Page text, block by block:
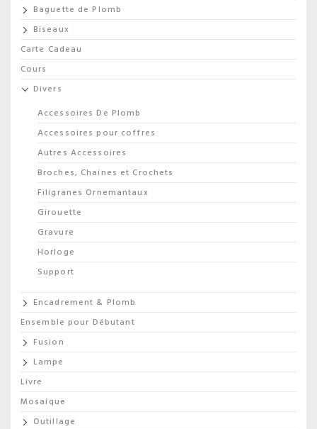
Baguette de Plomb
Biseaux
Carte Cadeau
Cours
Divers
Accessoires De Plomb
Accessoires pour coffres
Autres Accessoires
Broches, Chaines et Crochets
Filigranes Ornemantaux
Girouette
Gravure
Horloge
Support
Encadrement & Plomb
Ensemble pour Débutant
Fusion
Lampe
Livre
Mosaique
Outillage